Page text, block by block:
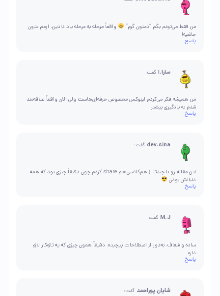
من فقط می‌تونم بگم “دمتون گرم”
واقعاً مرحله به مرحله یاد دادین، اونم بدون
حاشیه!
پاسخ
سارا.ا گفت:
من همیشه فکر می‌کردم لینوکس مخصوص حرفه‌ای‌هاست ولی الان واقعاً علاقه‌مند
شدم به یادگیری بیشتر.
پاسخ
dev.sina گفت:
این مقاله رو با چندتا از هم‌کلاسی‌هام share کردم چون دقیقاً چیزی بود که همه
دنبالش بودن
پاسخ
M.J گفت:
ساده و شفاف، به‌دور از اصطلاحات پیچیده. دقیقاً همون چیزی که یه تازه‌کار لازم
داره.
پاسخ
شایان پوراحمد گفت: